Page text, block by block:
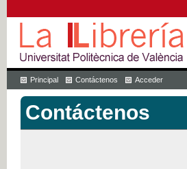
Principal Contáctenos Acceder
Contáctenos